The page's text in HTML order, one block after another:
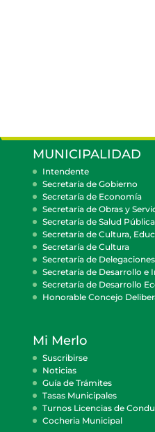
MUNICIPALIDAD
Intendente
Secretaría de Gobierno
Secretaría de Economía
Secretaría de Obras y
Secretaría de Salud Pública
Secretaría de Cultura,
Secretaría de Cultura
Secretaría de Delegaciones
Secretaría de Desarrollo e
Secretaría de Desarrollo
Honorable Concejo
Mi Merlo
Suscribirse
Noticias
Guía de Trámites
Tasas Municipales
Turnos Licencias de
Cocheria Municipal